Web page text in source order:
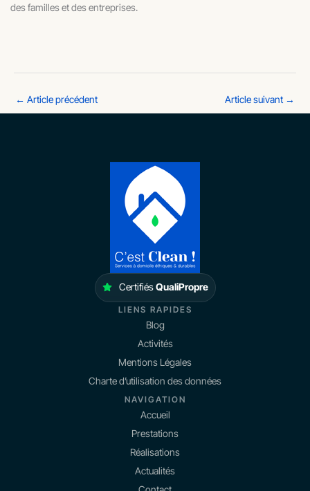
des familles et des entreprises.
← Article précédent Article suivant →
CertifiésQualiPropre
LIENS RAPIDES
Blog
Activités
Mentions Légales
Charte d’utilisation des données
NAVIGATION
Accueil
Prestations
Réalisations
Actualités